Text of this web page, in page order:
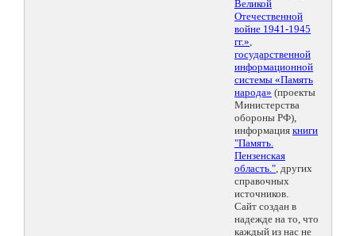
Великой
Отечественной
войне 1941-1945
гг.»,
государственной
информационной
системы «Память
народа» (проекты
Министерства
обороны РФ),
информация книги
"Память.
Пензенская
область.", других
справочных
источников.
Сайт создан в
надежде на то, что
каждый из нас не